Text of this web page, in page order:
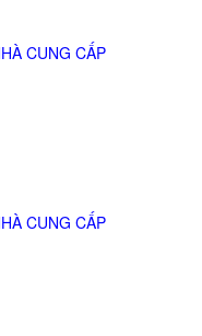
CUNG CẤP
CUNG CẤP